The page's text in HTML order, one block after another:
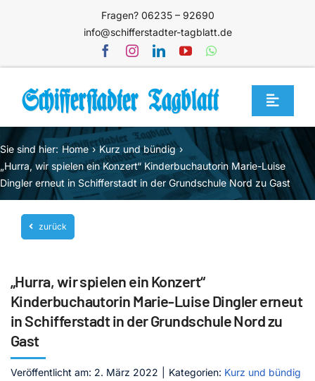
Fragen? 06235 – 92690
info@schifferstadter-tagblatt.de
Toggle
Home
Themen
Blog
Unternehmen
Mediathek
Jetzt abonnieren
Kontakt
Sie sind hier: Home
Kurz und bündig
„Hurra, wir spielen ein Konzert“ Kinderbuchautorin Marie-Luise
Dingler erneut in Schifferstadt in der Grundschule Nord zu Gast
zurück
„Hurra, wir spielen ein Konzert“
Kinderbuchautorin Marie-Luise Dingler erneut
in Schifferstadt in der Grundschule Nord zu
Gast
Veröffentlicht am: 2. März 2022 Kategorien: Kurz und bündig